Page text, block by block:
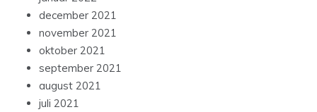
december 2021
november 2021
oktober 2021
september 2021
august 2021
juli 2021